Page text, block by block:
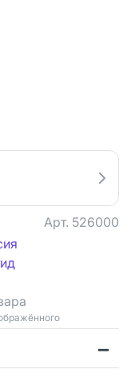
Арт. 526000